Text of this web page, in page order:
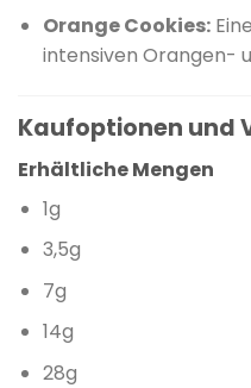
Orange Cookies:
intensiven Orangen-
Kaufoptionen und
Erhältliche Mengen
1g
3,5g
7g
14g
28g